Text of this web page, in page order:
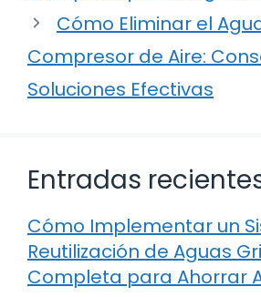
Cómo Eliminar el
Compresor de Aire:
Soluciones Efectivas
Entradas
Cómo Implementar un
Reutilización de Aguas
Completa para Ahorrar